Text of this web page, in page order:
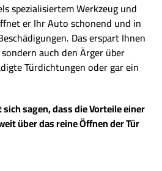
spezialisiertem Werkzeug und
er Ihr Auto schonend und in
Das erspart Ihnen
auch den Ärger über
Türdichtungen oder gar ein
sagen, dass die Vorteile einer
über das reine Öffnen der Tür